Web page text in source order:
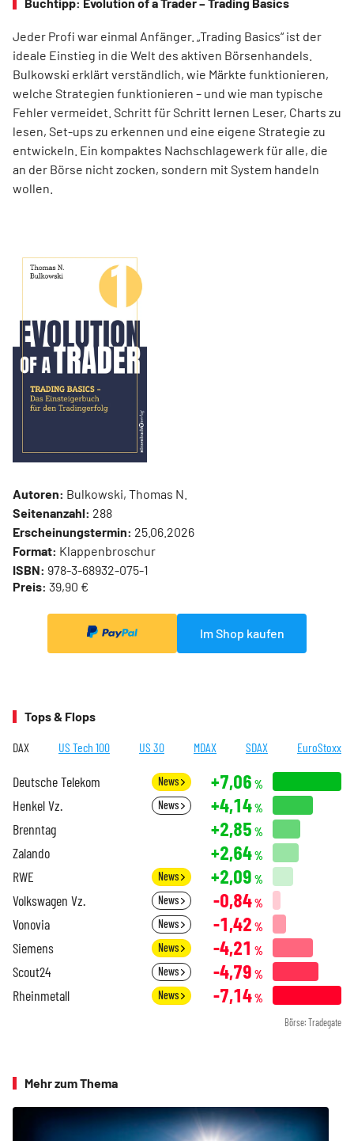
Jeder Profi war einmal Anfänger. „Trading Basics“ ist der
ideale Einstieg in die Welt des aktiven Börsenhandels.
Bulkowski erklärt verständlich, wie Märkte funktionieren,
welche Strategien funktionieren – und wie man typische
Fehler vermeidet. Schritt für Schritt lernen Leser, Charts zu
lesen, Set-ups zu erkennen und eine eigene Strategie zu
entwickeln. Ein kompaktes Nachschlagewerk für alle, die
an der Börse nicht zocken, sondern mit System handeln
wollen.
Autoren: Bulkowski, Thomas N.
Seitenanzahl: 288
Erscheinungstermin: 25.06.2026
Format: Klappenbroschur
ISBN: 978-3-68932-075-1
Preis: 39,90 €
Im Shop kaufen
Tops & Flops
DAX US Tech 100 US 30 MDAX SDAX EuroStoxx
Deutsche Telekom News +7,06 %
Henkel Vz. News +4,14%
Brenntag +2,85 %
Zalando +2,64%
RWE News +2,09 %
Volkswagen Vz. News -0,84%
Vonovia News -1,42 %
Siemens News -4,21 %
Scout24 News -4,79 %
Rheinmetall News -7,14%
Börse: Tradegate
Mehr zum Thema